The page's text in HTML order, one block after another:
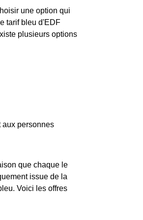
une option qui
tarif bleu d'EDF
plusieurs options
aux personnes
que chaque le
issue de la
Voici les offres